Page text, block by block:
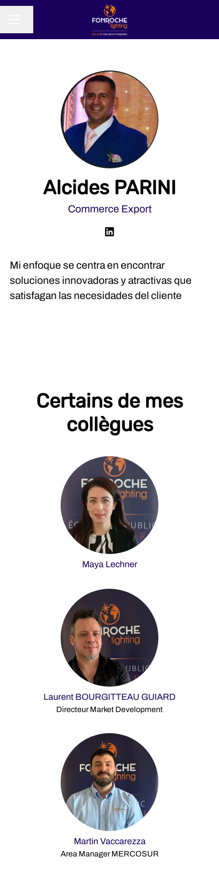
Alcides PARINI
Commerce Export
Mi enfoque se centra en encontrar
soluciones innovadoras y atractivas que
satisfagan las necesidades del cliente
Certains de mes
collègues
Maya Lechner
Laurent BOURGITTEAU GUIARD
Directeur Market Development
Martin Vaccarezza
Area Manager MERCOSUR